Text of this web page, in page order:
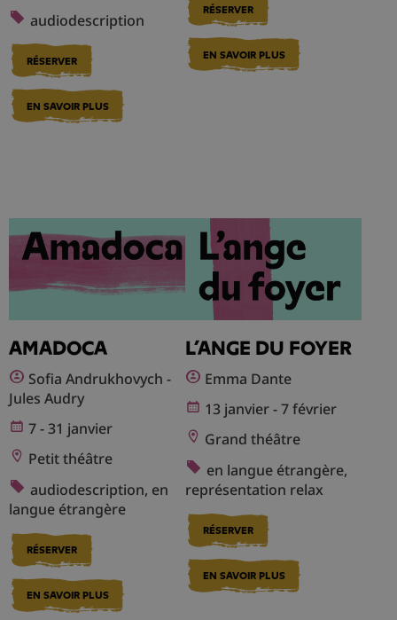
audiodescription
RÉSERVER
EN SAVOIR PLUS
RÉSERVER
EN SAVOIR PLUS
AMADOCA
Sofia Andrukhovych -
Jules Audry
7 - 31 janvier
Petit théâtre
audiodescription, en
langue étrangère
RÉSERVER
EN SAVOIR PLUS
L’ANGE DU FOYER
Emma Dante
13 janvier - 7 février
Grand théâtre
en langue étrangère,
représentation relax
RÉSERVER
EN SAVOIR PLUS